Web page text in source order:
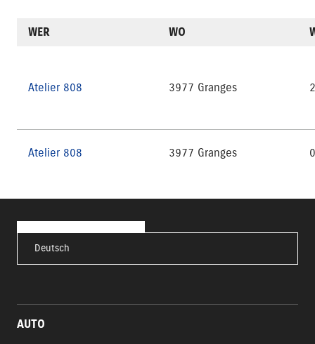
WER WO
Atelier 808 3977 Granges
Atelier 808 3977 Granges
Deutsch
AUTO